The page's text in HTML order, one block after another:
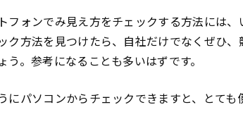
フォンでみ見え方をチェックする方法には
ク方法を見つけたら、自社だけでなくぜひ
う。参考になることも多いはずです。
にパソコンからチェックできますと、とても